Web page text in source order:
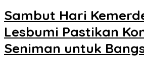
Sambut Hari
Lesbumi Pastikan
Seniman untuk